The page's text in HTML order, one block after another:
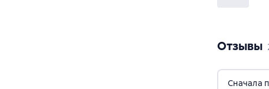
Отзывы
Сначала